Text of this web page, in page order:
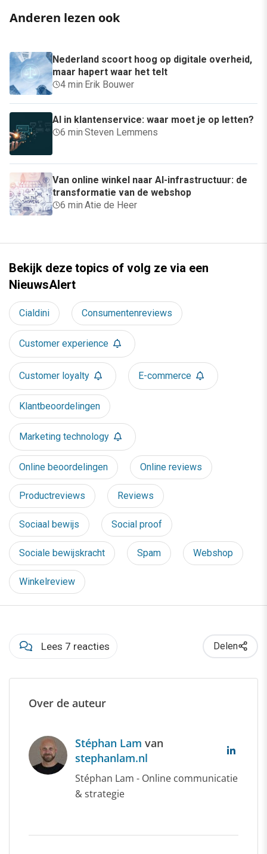
Anderen lezen ook
Nederland scoort hoog op digitale overheid,
maar hapert waar het telt
4 min·Erik Bouwer
AI in klantenservice: waar moet je op letten?
6 min·Steven Lemmens
Van online winkel naar AI-infrastructuur: de
transformatie van de webshop
6 min·Atie de Heer
Bekijk deze topics of volg ze via een
NieuwsAlert
Cialdini Consumentenreviews
Customer experience
Customer loyalty E-commerce
Klantbeoordelingen
Marketing technology
Online beoordelingen Online reviews
Productreviews Reviews
Sociaal bewijs Social proof
Sociale bewijskracht Spam Webshop
Winkelreview
Lees 7 reacties Delen
Over de auteur
Stéphan Lam van
stephanlam.nl
Stéphan Lam - Online communicatie
& strategie